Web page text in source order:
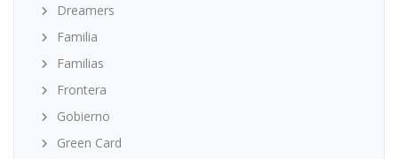
Dreamers
Familia
Familias
Frontera
Gobierno
Green Card